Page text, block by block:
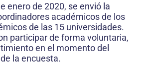
enero de 2020, se envió la
académicos de los
de las 15 universidades.
participar de forma voluntaria,
en el momento del
la encuesta.